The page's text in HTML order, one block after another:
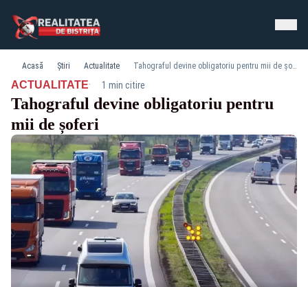
Acasă Știri Actualitate Tahograful devine obligatoriu pentru mii de șoferi
ACTUALITATE· 1 min citire
Tahograful devine obligatoriu pentru
mii de șoferi